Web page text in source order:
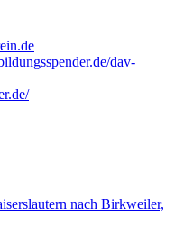
dav-
nach Birkweiler,